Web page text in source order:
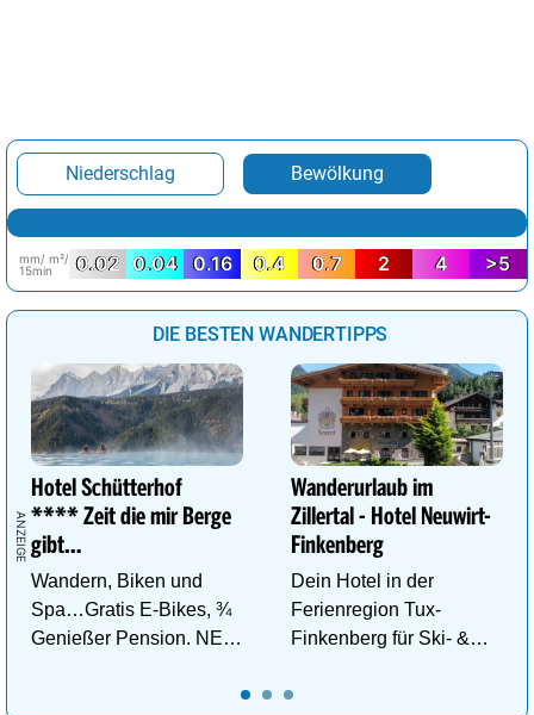
Niederschlag Bewölkung
mm/ m²/
15min
0.02 0.04 0.16 0.4 0.7 2 4 >5
DIE BESTEN WANDERTIPPS
Hotel Schütterhof
**** Zeit die mir Berge
gibt…
Wandern, Biken und
Spa…Gratis E-Bikes, ¾
Genießer Pension. NEU:
Wanderurlaub im
Zillertal - Hotel Neuwirt-
Finkenberg
Dein Hotel in der
Ferienregion Tux-
Finkenberg für Ski- &
bis zu 3250m.